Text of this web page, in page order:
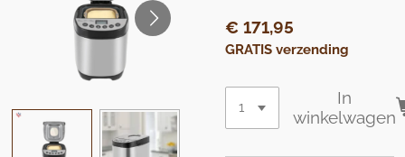
€ 171,95
GRATIS verzending
In
winkelwagen